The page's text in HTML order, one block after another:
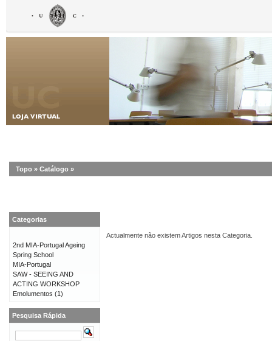
Topo » Catálogo »
Actualmente não existem Artigos nesta Categoria.
Categorias
2nd MIA-Portugal Ageing
Spring School
MIA-Portugal
SAW - SEEING AND
ACTING WORKSHOP
Emolumentos (1)
Pesquisa Rápida